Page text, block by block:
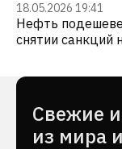
18.05.2026 19:41
Нефть
снятии санкций
Cвежие
из мира